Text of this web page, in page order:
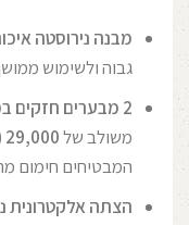
מבנה נירוסטה
גבוה ולשימוש
2 מבערים חזקים במיוחד
משולב של29,000 BTU
המבטיחים חימום
הצתה אלקטרונית